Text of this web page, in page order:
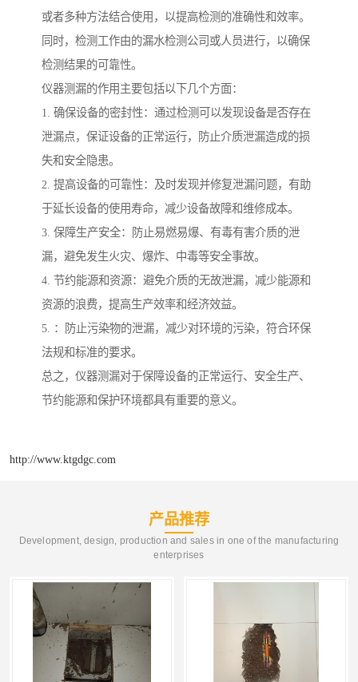
或者多种方法结合使用，以提高检测的准确性和效率。
同时，检测工作由的漏水检测公司或人员进行，以确保
检测结果的可靠性。
仪器测漏的作用主要包括以下几个方面：
1. 确保设备的密封性：通过检测可以发现设备是否存在
泄漏点，保证设备的正常运行，防止介质泄漏造成的损
失和安全隐患。
2. 提高设备的可靠性：及时发现并修复泄漏问题，有助
于延长设备的使用寿命，减少设备故障和维修成本。
3. 保障生产安全：防止易燃易爆、有毒有害介质的泄
漏，避免发生火灾、爆炸、中毒等安全事故。
4. 节约能源和资源：避免介质的无故泄漏，减少能源和
资源的浪费，提高生产效率和经济效益。
5. ：防止污染物的泄漏，减少对环境的污染，符合环保
法规和标准的要求。
总之，仪器测漏对于保障设备的正常运行、安全生产、
节约能源和保护环境都具有重要的意义。
http://www.ktgdgc.com
产品推荐
Development, design, production and sales in one of the manufacturing
enterprises